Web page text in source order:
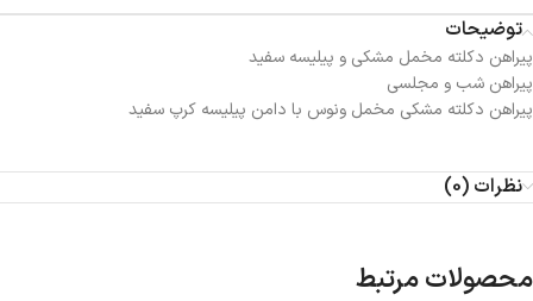
توضیحات
پیراهن دکلته مخمل مشکی و پیلیسه سفید
پیراهن شب و مجلسی
پیراهن دکلته مشکی مخمل ونوس با دامن پیلیسه کرپ سفید
نظرات (0)
محصولات مرتبط